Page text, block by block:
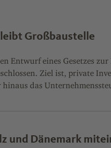
Großbaustelle
Entwurf eines Gesetzes
Ziel ist, private
das
und Dänemark